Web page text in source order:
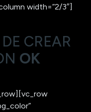
width=”2/3″]
CREAR
OK